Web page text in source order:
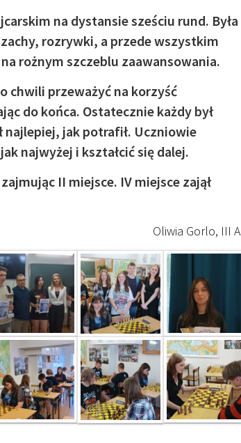
na dystansie sześciu rund. Była
rozrywki, a przede wszystkim
rożnym szczeblu zaawansowania.
chwili przeważyć na korzyść
do końca. Ostatecznie każdy był
najlepiej, jak potrafił. Uczniowie
najwyżej i kształcić się dalej.
II miejsce. IV miejsce zajął
Oliwia Gorlo, III A